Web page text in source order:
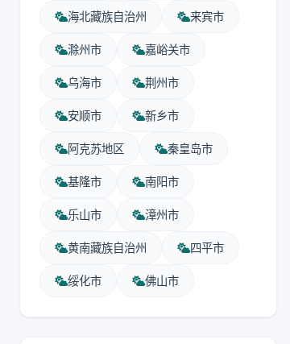
海北藏族自治州 来宾市
滁州市 嘉峪关市
乌海市 荆州市
安顺市 新乡市
阿克苏地区 秦皇岛市
基隆市 南阳市
乐山市 漳州市
黄南藏族自治州 四平市
绥化市 佛山市